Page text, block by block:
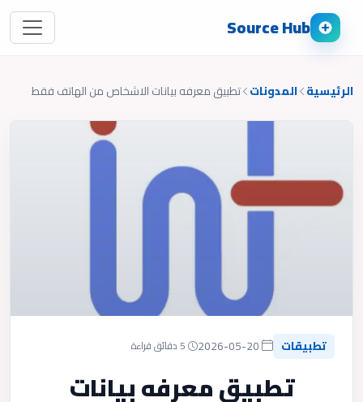
Source Hub
الرئيسية المدونات تطبيق معرفه بيانات الاشخاص من الهاتف فقط
تطبيقات
تطبيق معرفه بيانات